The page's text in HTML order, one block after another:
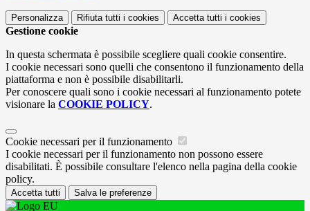
Personalizza Rifiuta tutti i cookies Accetta tutti i cookies
Gestione cookie
In questa schermata è possibile scegliere quali cookie consentire.
I cookie necessari sono quelli che consentono il funzionamento della
piattaforma e non è possibile disabilitarli.
Per conoscere quali sono i cookie necessari al funzionamento potete
visionare la COOKIE POLICY.
Cookie necessari per il funzionamento
I cookie necessari per il funzionamento non possono essere
disabilitati. È possibile consultare l'elenco nella pagina della cookie
policy.
Accetta tutti Salva le preferenze